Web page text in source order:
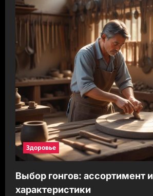
Здоровье
Выбор гонгов: ассортимент и
характеристики